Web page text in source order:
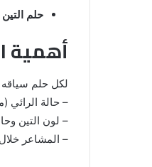
حلم
أهمية
لكل حلم سياقه
– حالة
– لون التين
– المشاعر